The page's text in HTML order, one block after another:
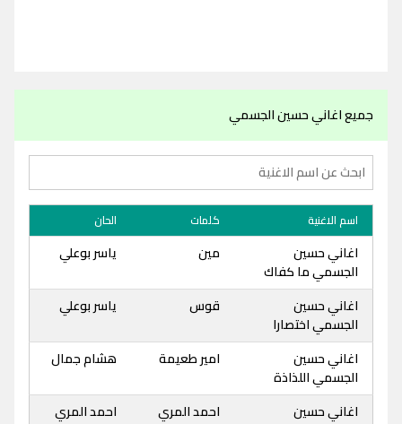
جميع اغاني حسين الجسمي
اسم الاغنية كلمات الحان
اغاني حسين
الجسمي ما كفاك
مين ياسر بوعلي
اغاني حسين
الجسمي اختصارا
قوس ياسر بوعلي
اغاني حسين
الجسمي اللذاذة
امير طعيمة هشام جمال
اغاني حسين
احمد المري احمد المري